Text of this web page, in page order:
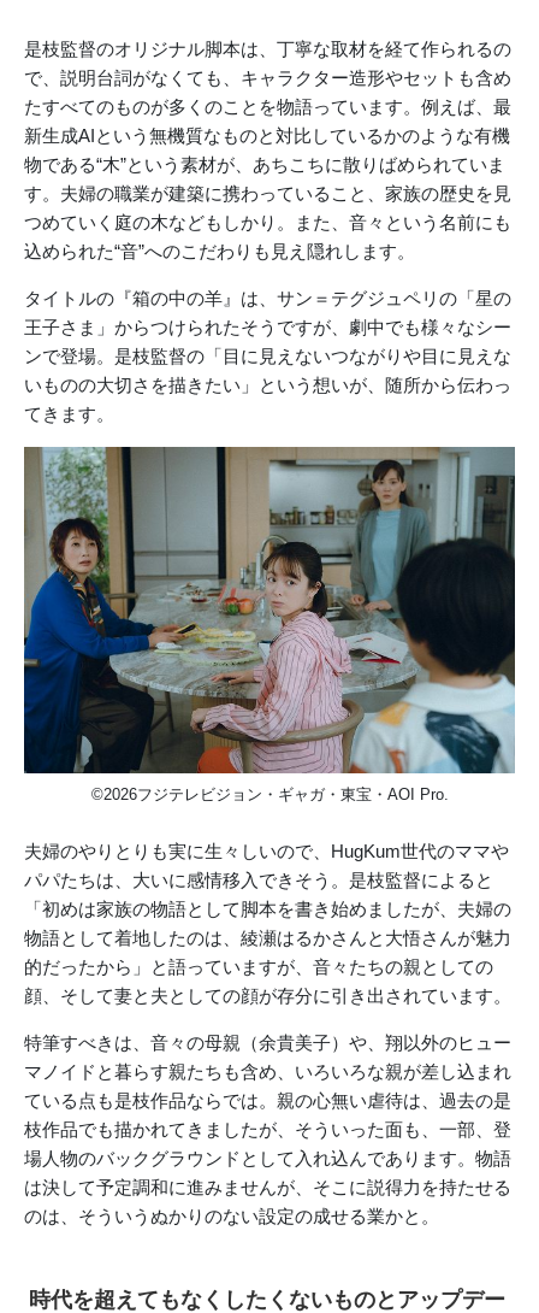
是枝監督のオリジナル脚本は、丁寧な取材を経て作られるの
で、説明台詞がなくても、キャラクター造形やセットも含め
たすべてのものが多くのことを物語っています。例えば、最
新生成AIという無機質なものと対比しているかのような有機
物である“木”という素材が、あちこちに散りばめられていま
す。夫婦の職業が建築に携わっていること、家族の歴史を見
つめていく庭の木などもしかり。また、音々という名前にも
込められた“音”へのこだわりも見え隠れします。
タイトルの『箱の中の羊』は、サン＝テグジュペリの「星の
王子さま」からつけられたそうですが、劇中でも様々なシー
ンで登場。是枝監督の「目に見えないつながりや目に見えな
いものの大切さを描きたい」という想いが、随所から伝わっ
てきます。
©2026フジテレビジョン・ギャガ・東宝・AOI Pro.
夫婦のやりとりも実に生々しいので、HugKum世代のママや
パパたちは、大いに感情移入できそう。是枝監督によると
「初めは家族の物語として脚本を書き始めましたが、夫婦の
物語として着地したのは、綾瀬はるかさんと大悟さんが魅力
的だったから」と語っていますが、音々たちの親としての
顔、そして妻と夫としての顔が存分に引き出されています。
特筆すべきは、音々の母親（余貴美子）や、翔以外のヒュー
マノイドと暮らす親たちも含め、いろいろな親が差し込まれ
ている点も是枝作品ならでは。親の心無い虐待は、過去の是
枝作品でも描かれてきましたが、そういった面も、一部、登
場人物のバックグラウンドとして入れ込んであります。物語
は決して予定調和に進みませんが、そこに説得力を持たせる
のは、そういうぬかりのない設定の成せる業かと。
時代を超えてもなくしたくないものとアップデー